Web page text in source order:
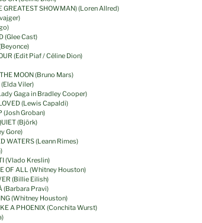
GREATEST SHOWMAN) (Loren Allred)
(Glee Cast)
(Edit Piaf / Céline Dion)
MOON (Bruno Mars)
(Elda Viler)
Gaga in Bradley Cooper)
(Lewis Capaldi)
(Josh Groban)
(Björk)
Gore)
WATERS (Leann Rimes)
(Vlado Kreslin)
OF ALL (Whitney Houston)
(Billie Eilish)
(Barbara Pravi)
(Whitney Houston)
A PHOENIX (Conchita Wurst)